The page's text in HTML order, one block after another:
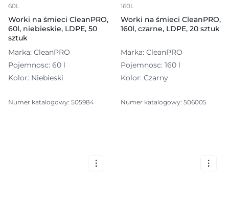
60L
Worki na śmieci CleanPRO,
60l, niebieskie, LDPE, 50
sztuk
Marka: CleanPRO
Pojemnosc: 60 l
Kolor: Niebieski
Numer katalogowy: 505984
160L
Worki na śmieci CleanPRO,
160l, czarne, LDPE, 20 sztuk
Marka: CleanPRO
Pojemnosc: 160 l
Kolor: Czarny
Numer katalogowy: 506005